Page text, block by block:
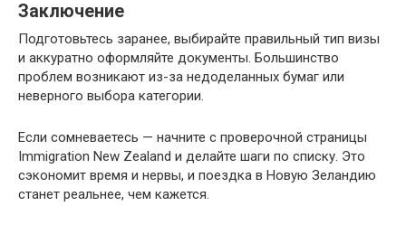
Заключение
Подготовьтесь заранее, выбирайте правильный тип визы
и аккуратно оформляйте документы. Большинство
проблем возникают из-за недоделанных бумаг или
неверного выбора категории.
Если сомневаетесь — начните с проверочной страницы
Immigration New Zealand и делайте шаги по списку. Это
сэкономит время и нервы, и поездка в Новую Зеландию
станет реальнее, чем кажется.